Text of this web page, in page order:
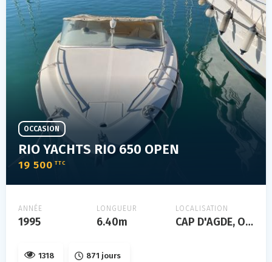
RIO YACHTS RIO 650 OPEN
19 500 TTC
OCCASION
ANNÉE
1995
LONGUEUR
6.40m
LOCALISATION
CAP D'AGDE, Occitanie, FRANCE
1318 871 jours